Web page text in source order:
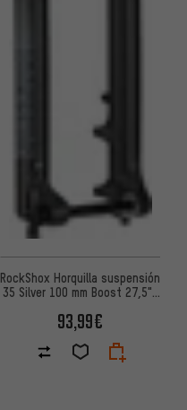
RockShox Horquilla suspensión
35 Silver 100 mm Boost 27,5"-
93,99€